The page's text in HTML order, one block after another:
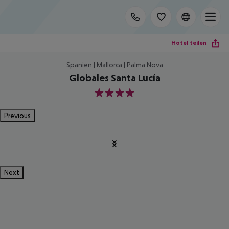
Hotel teilen
Spanien | Mallorca | Palma Nova
Globales Santa Lucía
4
Previous
Next